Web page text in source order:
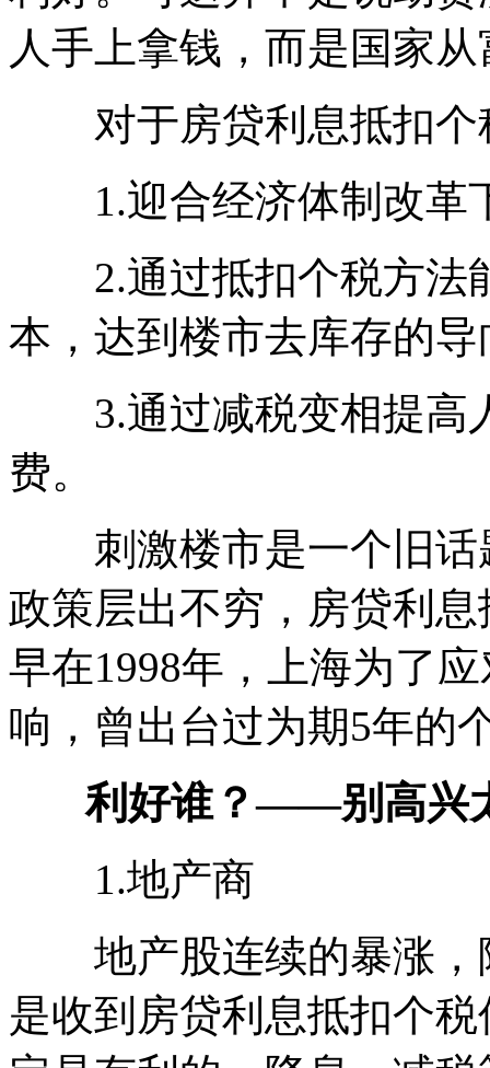
人手上拿钱，而是国家
对于房贷利息抵扣个
1.迎合经济体制改革
2.通过抵扣个税方法
本，达到楼市去库存的导
3.通过减税变相提高
费。
刺激楼市是一个旧话
政策层出不穷，房贷利
早在1998年，上海为了
响，曾出台过为期5年的
利好谁？——别高兴
1.地产商
地产股连续的暴涨，
是收到房贷利息抵扣个